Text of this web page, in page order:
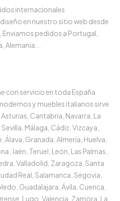
internacionales
en nuestro sitio web desde
pedidos a Portugal,
Alemania...
con servicio en toda España
y muebles italianos sirve
Cantabria, Navarra, La
Málaga, Cádiz, Vizcaya,
Granada, Almería, Huelva,
Jaén, Teruel, León, Las Palmas,
Valladolid, Zaragoza, Santa
Real, Salamanca, Segovia,
Guadalajara, Ávila, Cuenca,
Lugo, Valencia, Zamora, La